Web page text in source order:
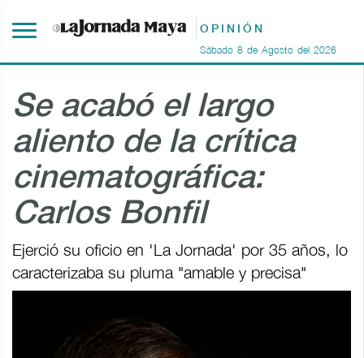
OPINIÓN
Sábado 8 de Agosto del 2026
Se acabó el largo
aliento de la crítica
cinematográfica:
Carlos Bonfil
Ejerció su oficio en 'La Jornada' por 35 años, lo
caracterizaba su pluma "amable y precisa"